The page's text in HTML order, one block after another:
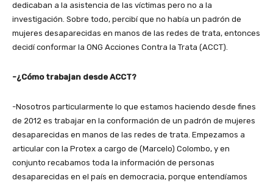
dedicaban a la asistencia de las víctimas pero no a la
investigación. Sobre todo, percibí que no había un padrón de
mujeres desaparecidas en manos de las redes de trata, entonces
decidí conformar la ONG Acciones Contra la Trata (ACCT).
-¿Cómo trabajan desde ACCT?
-Nosotros particularmente lo que estamos haciendo desde fines
de 2012 es trabajar en la conformación de un padrón de mujeres
desaparecidas en manos de las redes de trata. Empezamos a
articular con la Protex a cargo de (Marcelo) Colombo, y en
conjunto recabamos toda la información de personas
desaparecidas en el país en democracia, porque entendíamos